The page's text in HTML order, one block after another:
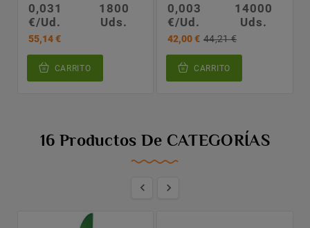
0,031
€/Ud.
1800
Uds.
55,14 €
CARRITO
0,003
€/Ud.
14000
Uds.
42,00 € 44,21 €
CARRITO
16 Productos De CATEGORÍAS
 